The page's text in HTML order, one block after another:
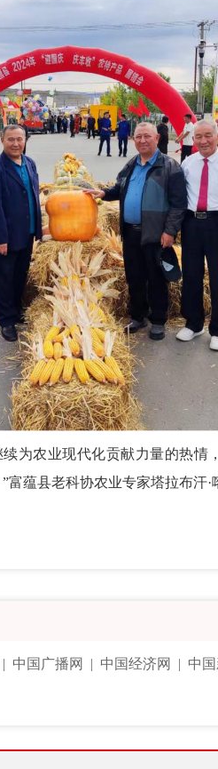
农业现代化贡献力量的热情
蕴县老科协农业专家塔拉布汗·
中国广播网 中国经济网 中